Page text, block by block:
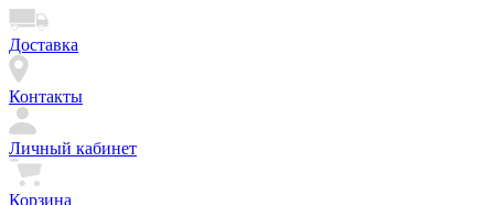
Доставка
Контакты
Личный кабинет
Корзина